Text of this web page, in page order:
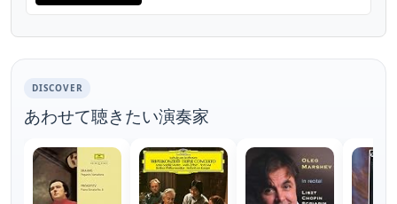
DISCOVER
あわせて聴きたい演奏家